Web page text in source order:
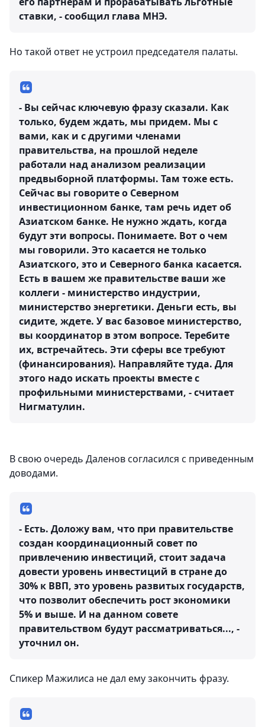
ставки, - сообщил глава МНЭ.
Но такой ответ не устроил председателя палаты.
- Вы сейчас ключевую фразу сказали. Как
только, будем ждать, мы придем. Мы с
вами, как и с другими членами
правительства, на прошлой неделе
работали над анализом реализации
предвыборной платформы. Там тоже есть.
Сейчас вы говорите о Северном
инвестиционном банке, там речь идет об
Азиатском банке. Не нужно ждать, когда
будут эти вопросы. Понимаете. Вот о чем
мы говорили. Это касается не только
Азиатского, это и Северного банка касается.
Есть в вашем же правительстве ваши же
коллеги - министерство индустрии,
министерство энергетики. Деньги есть, вы
сидите, ждете. У вас базовое министерство,
вы координатор в этом вопросе. Теребите
их, встречайтесь. Эти сферы все требуют
(финансирования). Направляйте туда. Для
этого надо искать проекты вместе с
профильными министерствами, - считает
Нигматулин.
В свою очередь Даленов согласился с приведенным
доводами.
- Есть. Доложу вам, что при правительстве
создан координационный совет по
привлечению инвестиций, стоит задача
довести уровень инвестиций в стране до
30% к ВВП, это уровень развитых государств,
что позволит обеспечить рост экономики
5% и выше. И на данном совете
правительством будут рассматриваться..., -
уточнил он.
Спикер Мажилиса не дал ему закончить фразу.